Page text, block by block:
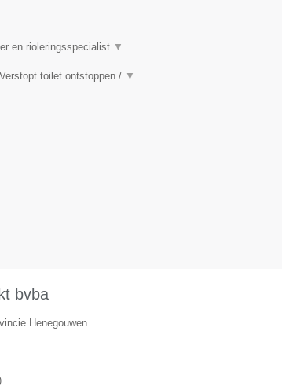
en rioleringsspecialist ▼
toilet ontstoppen / ▼
bvba
Henegouwen.